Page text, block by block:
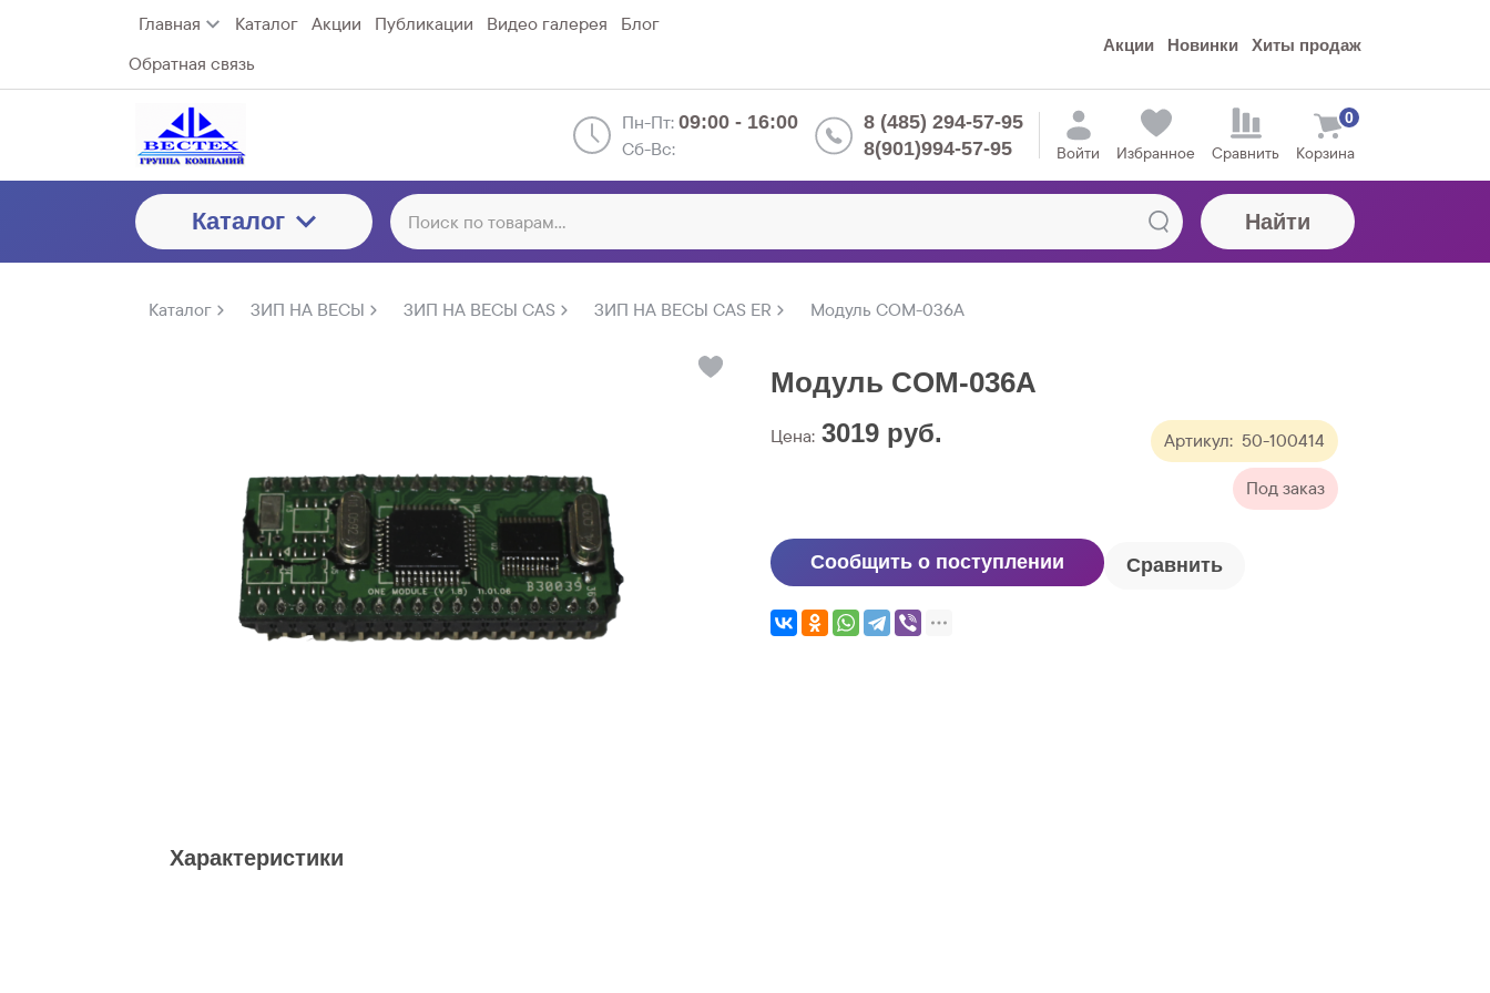
Главная Каталог Акции Публикации Видео галерея
Блог
Обратная связь
Акции Новинки Хиты продаж
Пн-Пт: 09:00 - 16:00
Сб-Вс:
8 (485) 294-57-95
8(901)994-57-95
Войти Избранное Сравнить Корзина
0
Каталог Найти
Каталог ЗИП НА ВЕСЫ ЗИП НА ВЕСЫ CAS ЗИП НА ВЕСЫ CAS ER Модуль COM-036A
Модуль COM-036A
Артикул: 50-100414
Под заказ
Цена: 3019 руб.
Сообщить о поступлении Сравнить
Характеристики